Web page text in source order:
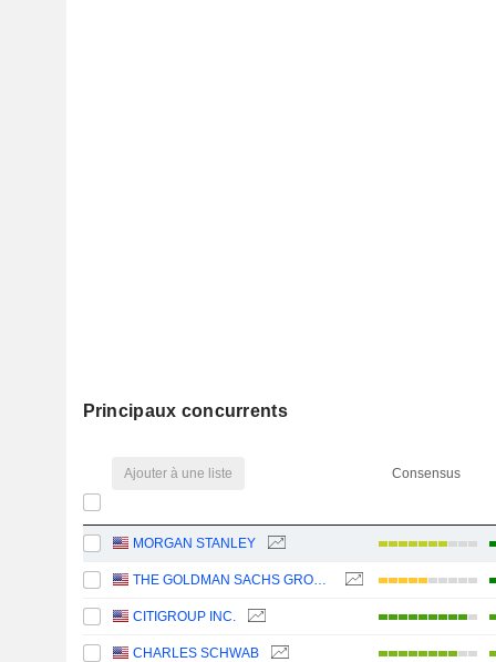
Principaux concurrents
Ajouter à une liste Consensus
MORGAN STANLEY
THE GOLDMAN SACHS GROUP, INC.
CITIGROUP INC.
CHARLES SCHWAB